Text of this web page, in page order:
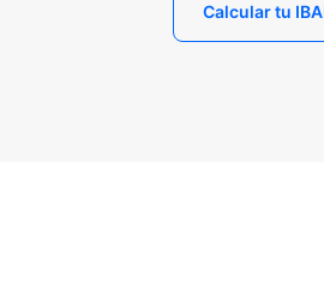
Calcular tu